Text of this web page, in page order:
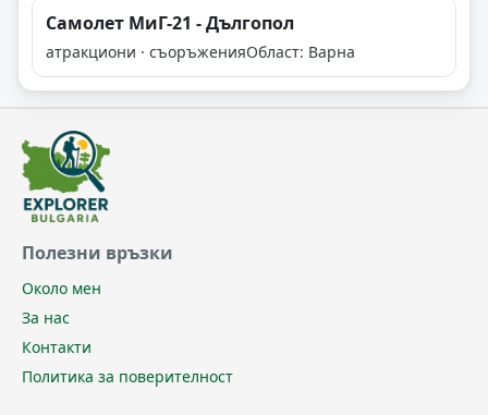
Самолет МиГ-21 - Дългопол
атракциони · съоръженияОбласт: Варна
Полезни връзки
Около мен
За нас
Контакти
Политика за поверителност